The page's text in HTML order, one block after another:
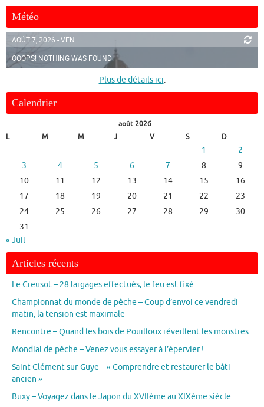
Météo
AOÛT 7, 2026 - VEN.
OOOPS! NOTHING WAS FOUND!
Plus de détails ici.
Calendrier
août 2026
L
M M J V S D
1
2
3
4 5 6 7 8
9
10
11 12 13 14 15
16
17
18 19 20 21 22
23
24
25 26 27 28 29
30
31
« Juil
Articles récents
Le Creusot – 28 largages effectués, le feu est fixé
Championnat du monde de pêche – Coup d’envoi ce vendredi
matin, la tension est maximale
Rencontre – Quand les bois de Pouilloux réveillent les monstres
Mondial de pêche – Venez vous essayer à l’épervier !
Saint-Clément-sur-Guye – « Comprendre et restaurer le bâti
ancien »
Buxy – Voyagez dans le Japon du XVIIème au XIXème siècle